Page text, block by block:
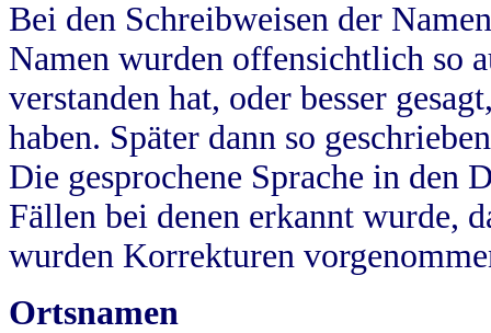
Bei den Schreibweisen der
Namen wurden offensichtlich so
verstanden hat, oder besser
haben. Später dann so
Die gesprochene Sprache in
Fällen bei denen erkannt wurde,
wurden Korrekturen
Ortsnamen